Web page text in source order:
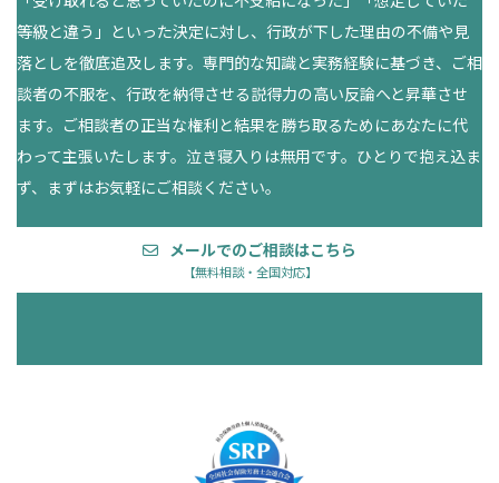
等級と違う」といった決定に対し、行政が下した理由の不備や見
落としを徹底追及します。専門的な知識と実務経験に基づき、ご相
談者の不服を、行政を納得させる説得力の高い反論へと昇華させ
ます。ご相談者の正当な権利と結果を勝ち取るためにあなたに代
わって主張いたします。泣き寝入りは無用です。ひとりで抱え込ま
ず、まずはお気軽にご相談ください。
メールでのご相談はこちら
【無料相談・全国対応】